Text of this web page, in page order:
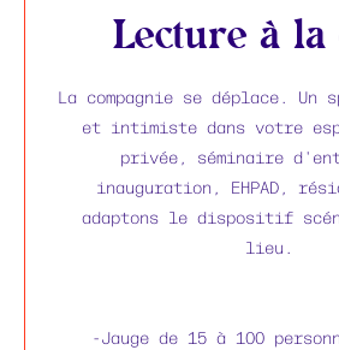
Lecture à la
La compagnie se déplace. Un
et intimiste dans votre
privée, séminaire
inauguration, EHPAD,
adaptons le dispositif
lieu.
-Jauge de 15 à 100